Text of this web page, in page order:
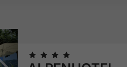
🞙 🞙 🞙 🞙